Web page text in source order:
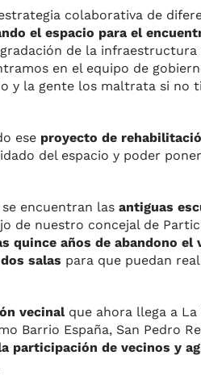
colaborativa de
el espacio para el
de la
en el equipo de
y la gente los maltrata si no
ese proyecto de
del espacio y poder
encuentran las antiguas
de nuestro concejal de
quince años de abandono el
salas para que puedan
vecinalque ahora llega a La
Barrio España, San Pedro
participación de vecinos y